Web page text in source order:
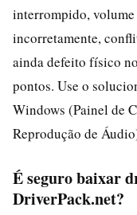
interrompido,
incorretamente,
ainda defeito físico
pontos. Use o
Windows (Painel de
Reprodução de
É seguro baixar
DriverPack.net?